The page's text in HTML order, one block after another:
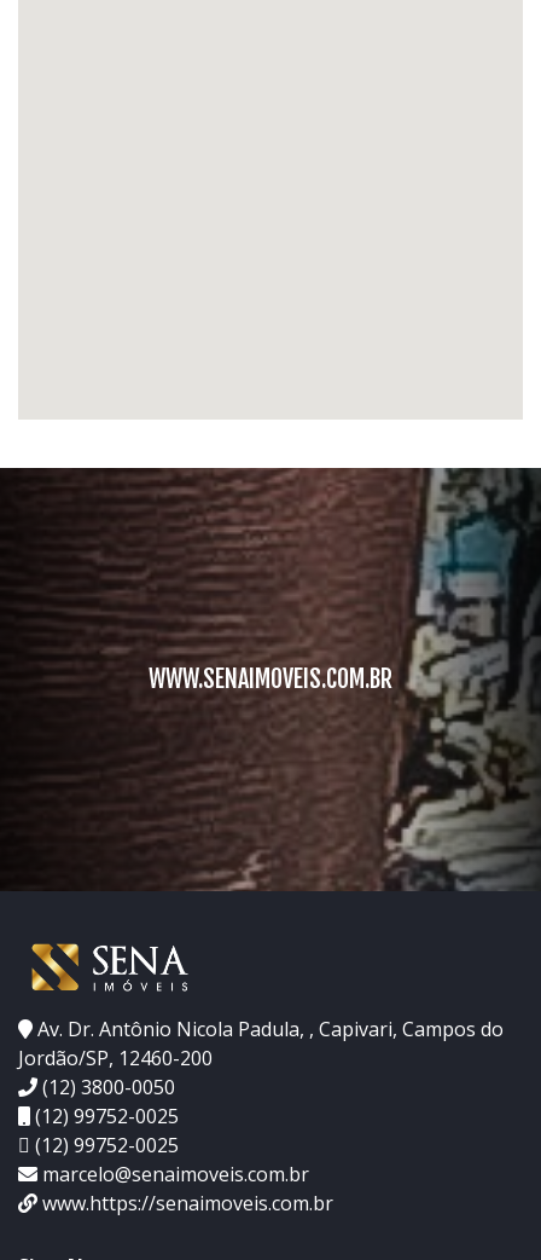
WWW.SENAIMOVEIS.COM.BR
Av. Dr. Antônio Nicola Padula, , Capivari, Campos do
Jordão/SP, 12460-200
(12) 3800-0050
(12) 99752-0025
(12) 99752-0025
marcelo@senaimoveis.com.br
www.https://senaimoveis.com.br